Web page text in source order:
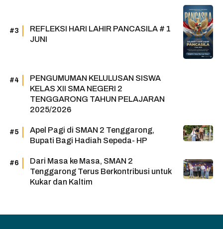
REFLEKSI HARI LAHIR PANCASILA # 1
JUNI
PENGUMUMAN KELULUSAN SISWA
KELAS XII SMA NEGERI 2
TENGGARONG TAHUN PELAJARAN
2025/2026
Apel Pagi di SMAN 2 Tenggarong,
Bupati Bagi Hadiah Sepeda- HP
Dari Masa ke Masa, SMAN 2
Tenggarong Terus Berkontribusi untuk
Kukar dan Kaltim